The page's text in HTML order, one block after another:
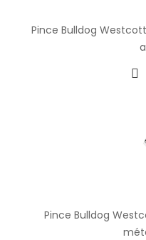
Pince Bulldog
Pince Bulldog